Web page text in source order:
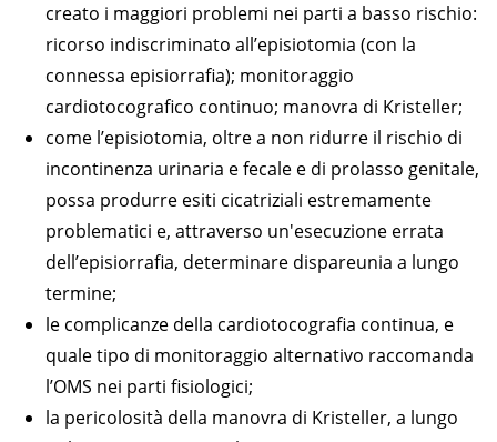
creato i maggiori problemi nei parti a basso rischio:
ricorso indiscriminato all’episiotomia (con la
connessa episiorrafia); monitoraggio
cardiotocografico continuo; manovra di Kristeller;
come l’episiotomia, oltre a non ridurre il rischio di
incontinenza urinaria e fecale e di prolasso genitale,
possa produrre esiti cicatriziali estremamente
problematici e, attraverso un'esecuzione errata
dell’episiorrafia, determinare dispareunia a lungo
termine;
le complicanze della cardiotocografia continua, e
quale tipo di monitoraggio alternativo raccomanda
l’OMS nei parti fisiologici;
la pericolosità della manovra di Kristeller, a lungo